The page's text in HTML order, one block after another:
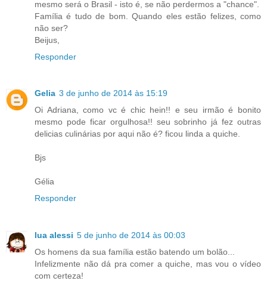
mesmo será o Brasil - isto é, se não perdermos a "chance".
Família é tudo de bom. Quando eles estão felizes, como
não ser?
Beijus,
Responder
Gelia 3 de junho de 2014 às 15:19
Oi Adriana, como vc é chic hein!! e seu irmão é bonito
mesmo pode ficar orgulhosa!! seu sobrinho já fez outras
delicias culinárias por aqui não é? ficou linda a quiche.
Bjs
Gélia
Responder
lua alessi 5 de junho de 2014 às 00:03
Os homens da sua família estão batendo um bolão...
Infelizmente não dá pra comer a quiche, mas vou o vídeo
com certeza!